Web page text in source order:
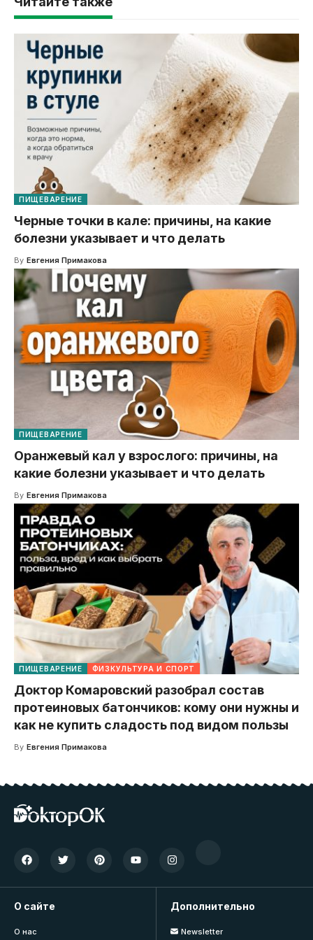
ПИЩЕВАРЕНИЕ
Черные точки в кале: причины, на какие
болезни указывает и что делать
By Евгения Примакова
ПИЩЕВАРЕНИЕ
Оранжевый кал у взрослого: причины, на
какие болезни указывает и что делать
By Евгения Примакова
ПИЩЕВАРЕНИЕ ФИЗКУЛЬТУРА И СПОРТ
Доктор Комаровский разобрал состав
протеиновых батончиков: кому они нужны и
как не купить сладость под видом пользы
By Евгения Примакова
О сайте
О нас
Дополнительно
Newsletter